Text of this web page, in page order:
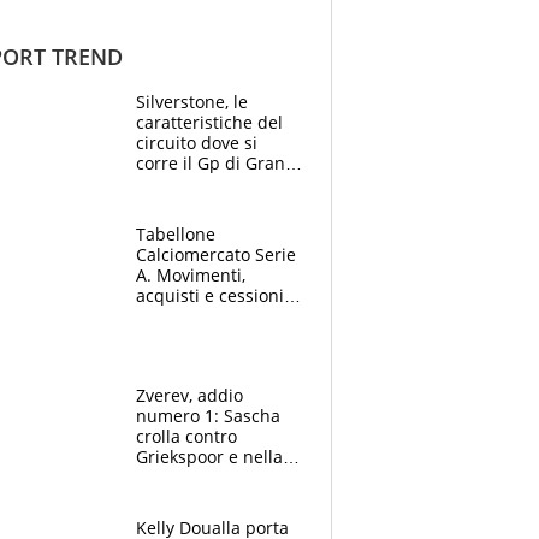
TREND
Silverstone, le
caratteristiche del
circuito dove si
corre il Gp di Gran
Tabellone
Calciomercato Serie
A. Movimenti,
acquisti e cessioni:
Zverev, addio
numero 1: Sascha
crolla contro
Griekspoor e nella
terzo. Quanti malori
Kelly Doualla porta